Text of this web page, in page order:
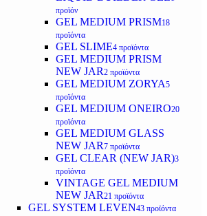
προϊόν
GEL MEDIUM PRISM18
προϊόντα
GEL SLIME4 προϊόντα
GEL MEDIUM PRISM
NEW JAR2 προϊόντα
GEL MEDIUM ZORYA5
προϊόντα
GEL MEDIUM ONEIRO20
προϊόντα
GEL MEDIUM GLASS
NEW JAR7 προϊόντα
GEL CLEAR (NEW JAR)3
προϊόντα
VINTAGE GEL MEDIUM
NEW JAR21 προϊόντα
GEL SYSTEM LEVEN43 προϊόντα